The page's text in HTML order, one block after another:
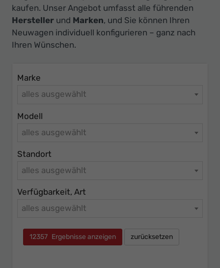
Ihr
Innovatives
Autohaus
kaufen. Unser Angebot umfasst alle führenden
Hersteller und Marken, und Sie können Ihren
Neuwagen individuell konfigurieren – ganz nach
Ihren Wünschen.
Marke
alles ausgewählt
Modell
alles ausgewählt
Standort
alles ausgewählt
Verfügbarkeit, Art
alles ausgewählt
12357 Ergebnisse anzeigen zurücksetzen